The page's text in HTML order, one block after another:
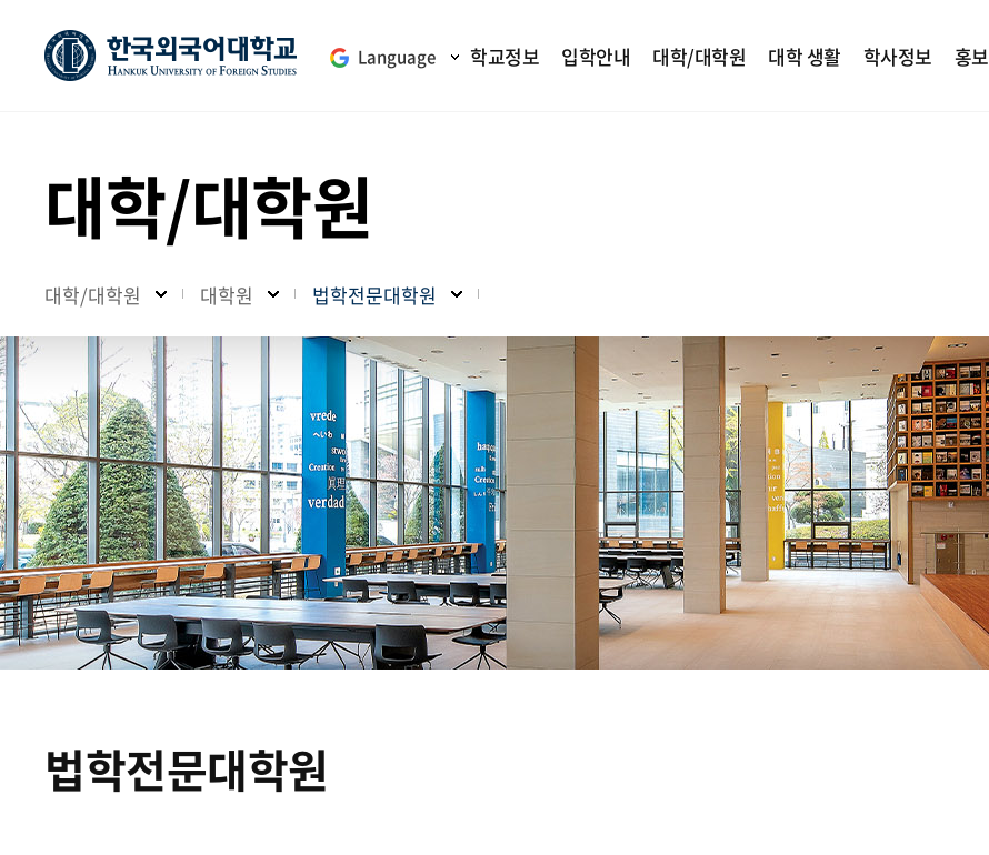
Language 학교정보 입학안내 대학/대학원 대학 생활 학사정보 홍보
대학/대학원
대학/대학원 대학원 법학전문대학원
법학전문대학원